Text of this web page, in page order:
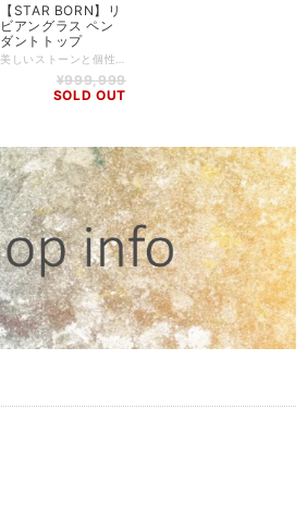
【STAR BORN】リ
ビアングラス ペン
ダントトップ
¥999,999
SOLD OUT